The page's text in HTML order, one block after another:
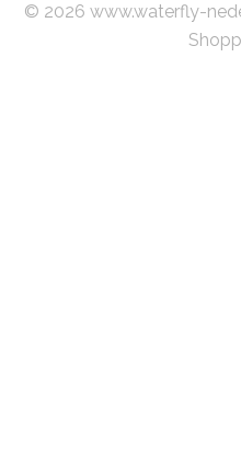
© 2026 www.waterfly-